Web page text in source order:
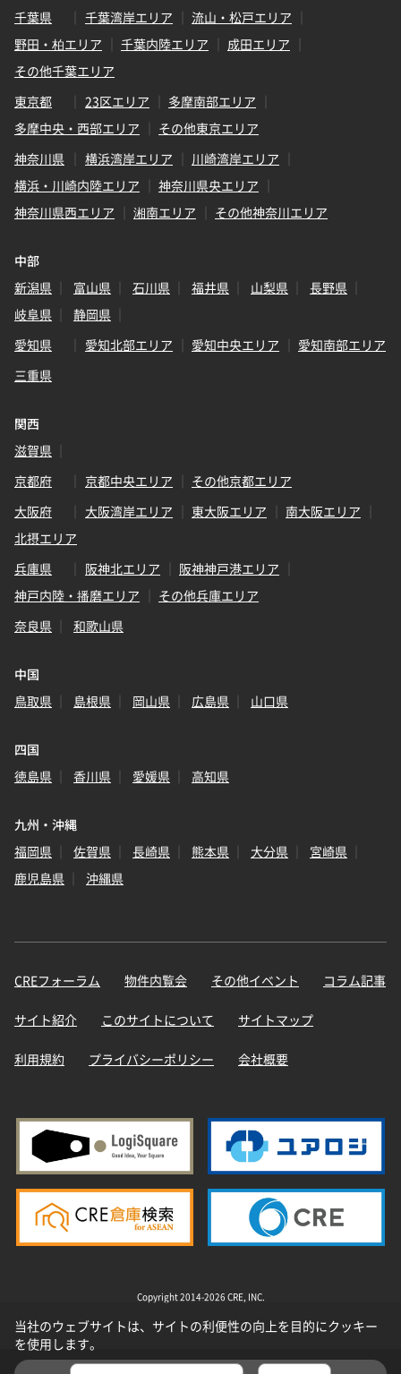
千葉県
千葉湾岸エリア
流山・松戸エリア
野田・柏エリア
千葉内陸エリア
成田エリア
その他千葉エリア
東京都
23区エリア
多摩南部エリア
多摩中央・西部エリア
その他東京エリア
神奈川県
横浜湾岸エリア
川崎湾岸エリア
横浜・川崎内陸エリア
神奈川県央エリア
神奈川県西エリア
湘南エリア その他神奈川エリア
中部
新潟県
富山県 石川県 福井県 山梨県
長野県
岐阜県
静岡県
愛知県
愛知北部エリア 愛知中央エリア
愛知南部エリア
三重県
関西
滋賀県
京都府
京都中央エリア
その他京都エリア
大阪府
大阪湾岸エリア 東大阪エリア
南大阪エリア
北摂エリア
兵庫県
阪神北エリア
阪神神戸港エリア
神戸内陸・播磨エリア
その他兵庫エリア
奈良県
和歌山県
中国
鳥取県
島根県 岡山県 広島県 山口県
四国
徳島県
香川県 愛媛県 高知県
九州・沖縄
福岡県
佐賀県 長崎県 熊本県 大分県
宮崎県
鹿児島県
沖縄県
CREフォーラム 物件内覧会 その他イベント コラム記事
サイト紹介 このサイトについて サイトマップ
利用規約 プライバシーポリシー 会社概要
Copyright 2014-2026 CRE, INC.
当社のウェブサイトは、サイトの利便性の向上を目的にクッキー
を使用します。